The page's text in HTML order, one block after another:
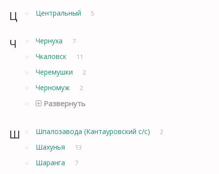
Ц Центральный 5
Ч Чернуха 7
Чкаловск 11
Черемушки 2
Черномуж 2
Развернуть
Ш Шпалозавода (Кантауровский с/с) 2
Шахунья 13
Шаранга 7